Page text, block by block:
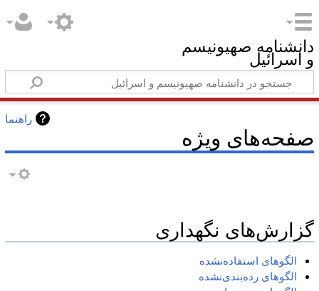
دانشنامه صهیونیسم
و اسرائیل
راهنما
صفحه‌های ویژه
گزارش‌های نگهداری
الگوهای استفاده‌نشده
الگوهای رده‌بندی‌نشده